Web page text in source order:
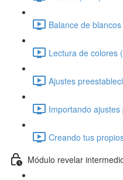
Balance de
Lectura de colores
Ajustes
Importando
Creando tus
Módulo revelar